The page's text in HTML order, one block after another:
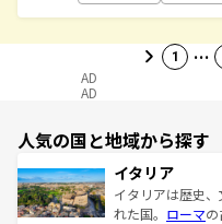
1 …
AD
AD
人気の国と地域から探す
イタリア
イタリアは歴史
れた国。 ローマ